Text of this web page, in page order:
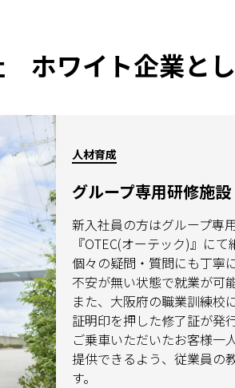
ホワイト企業と
人材育成
グループ専用研修施
新入社員の方はグループ専
『OTEC(オーテック)』に
個々の疑問・質問にも丁寧
不安が無い状態で就業が可
また、大阪府の職業訓練校
証明印を押した修了証が発
ご乗車いただいたお客様一
提供できるよう、従業員の
す。